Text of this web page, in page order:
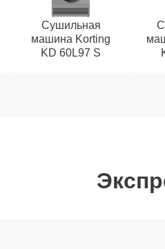
Сушильная
машина Korting
KD 60L97 S